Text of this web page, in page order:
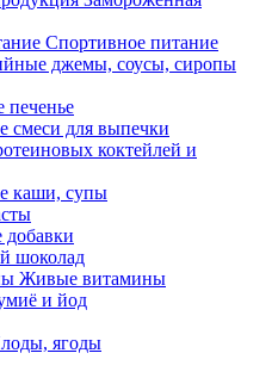
Спортивное питание
джемы, соусы, сиропы
печенье
смеси для выпечки
коктейлей и
каши, супы
шоколад
Живые витамины
и йод
ягоды